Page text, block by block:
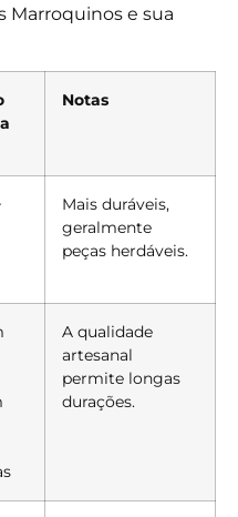
Marroquinos e sua
Notas
Mais duráveis,
geralmente
peças herdáveis.
A qualidade
artesanal
permite longas
durações.